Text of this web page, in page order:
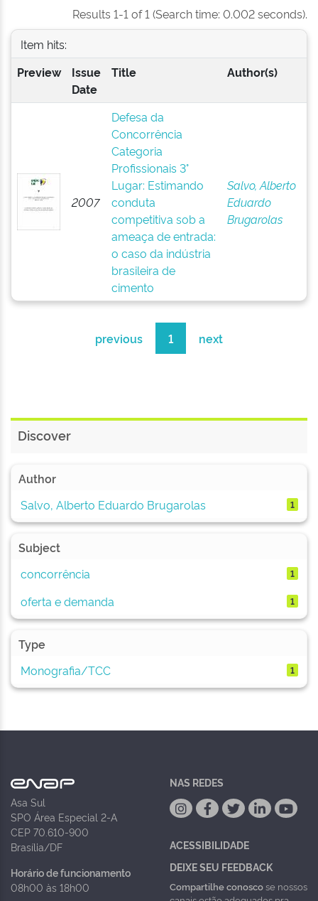
Results 1-1 of 1 (Search time: 0.002 seconds).
Item hits:
Preview
Issue
Date
Title Author(s)
2007
Defesa da
Concorrência
Categoria
Profissionais 3°
Lugar: Estimando
conduta
competitiva sob a
ameaça de entrada:
o caso da indústria
brasileira de
cimento
Salvo, Alberto
Eduardo
Brugarolas
previous 1 next
Discover
Author
Salvo, Alberto Eduardo Brugarolas
1
Subject
concorrência
1
oferta e demanda 1
Type
Monografia/TCC
1
Asa Sul
SPO Área Especial 2-A
CEP 70.610-900
Brasília/DF
Horário de funcionamento
08h00 às 18h00
NAS REDES
ACESSIBILIDADE
DEIXE SEU FEEDBACK
Compartilhe conoscose nossos